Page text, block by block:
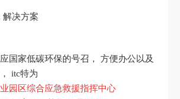
解决方案
国家低碳环保的号召， 方便办公以及
itc特为
园区综合应急救援指挥中心